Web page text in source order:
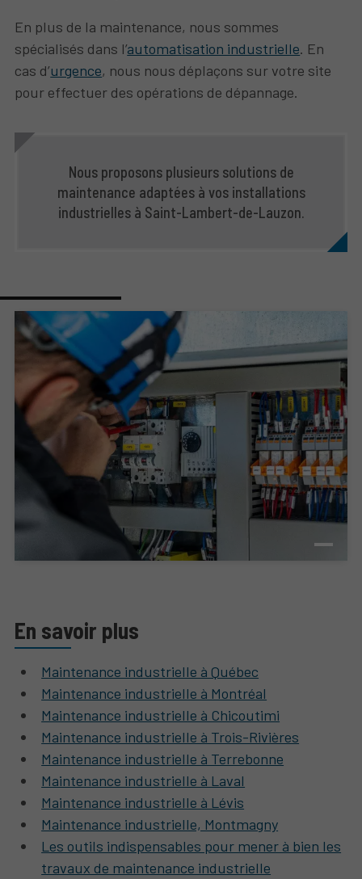
En plus de la maintenance, nous sommes
spécialisés dans l’automatisation industrielle. En
cas d’urgence, nous nous déplaçons sur votre site
pour effectuer des opérations de dépannage.
Nous proposons plusieurs solutions de
maintenance adaptées à vos installations
industrielles à Saint-Lambert-de-Lauzon.
En savoir plus
Maintenance industrielle à Québec
Maintenance industrielle à Montréal
Maintenance industrielle à Chicoutimi
Maintenance industrielle à Trois-Rivières
Maintenance industrielle à Terrebonne
Maintenance industrielle à Laval
Maintenance industrielle à Lévis
Maintenance industrielle, Montmagny
Les outils indispensables pour mener à bien les
travaux de maintenance industrielle